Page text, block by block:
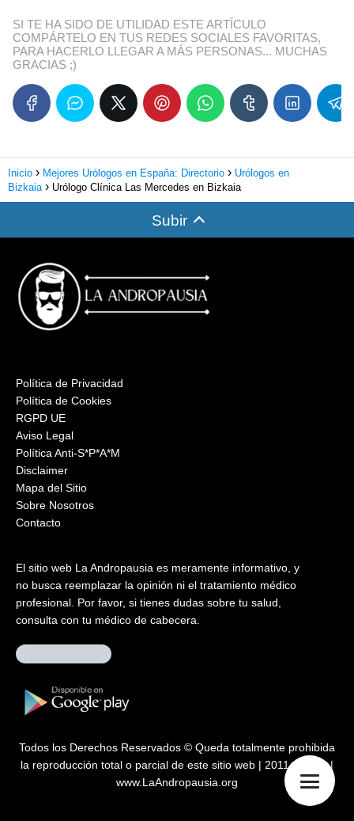
SI TE HA SIDO DE UTILIDAD ESTE ARTÍCULO
COMPÁRTELO EN TUS REDES SOCIALES FAVORITAS,
PARA HACERLO LLEGAR A MÁS PERSONAS... MUCHAS
GRACIAS ;)
Inicio Mejores Urólogos en España: Directorio
Urólogos en
Bizkaia
Urólogo Clínica Las Mercedes en Bizkaia
Subir
Política de Privacidad
Política de Cookies
RGPD UE
Aviso Legal
Política Anti-S*P*A*M
Disclaimer
Mapa del Sitio
Sobre Nosotros
Contacto
El sitio web La Andropausia es meramente informativo, y
no busca reemplazar la opinión ni el tratamiento médico
profesional. Por favor, si tienes dudas sobre tu salud,
consulta con tu médico de cabecera.
Todos los Derechos Reservados © Queda totalmente prohibida
la reproducción total o parcial de este sitio web | 2011 – 2026 |
www.LaAndropausia.org